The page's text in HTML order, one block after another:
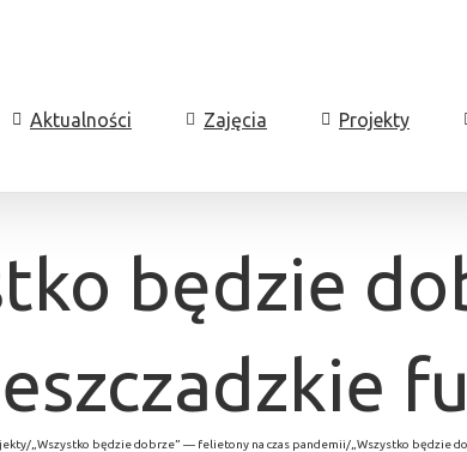
Aktualności Zajęcia Projekty
będzie
/„Wszystko będzie dobrze” — felietony na czas pandemii/„Wszystko będzie